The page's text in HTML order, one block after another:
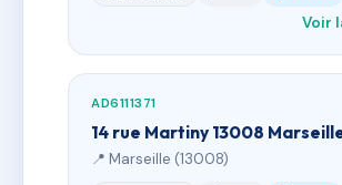
Voir
AD6111371
14 rue Martiny 13008
📍 Marseille (13008)